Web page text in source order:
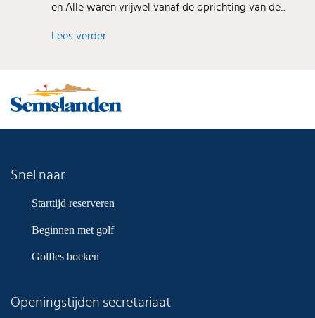
en Alle waren vrijwel vanaf de oprichting van de...
Lees verder
Snel naar
Starttijd reserveren
Beginnen met golf
Golfles boeken
Openingstijden secretariaat